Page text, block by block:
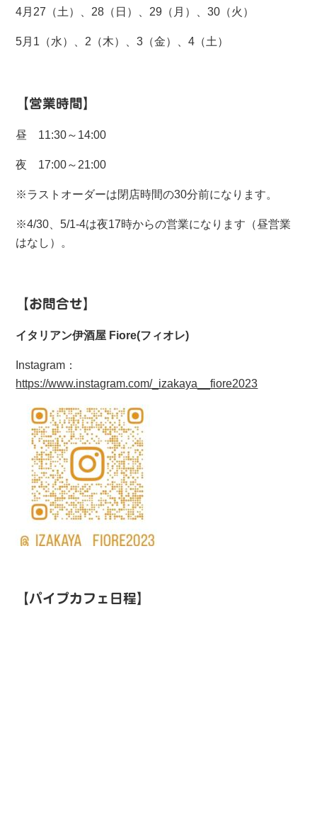
4月27（土）、28（日）、29（月）、30（火）
5月1（水）、2（木）、3（金）、4（土）
【営業時間】
昼 11:30～14:00
夜 17:00～21:00
※ラストオーダーは閉店時間の30分前になります。
※4/30、5/1-4は夜17時からの営業になります（昼営業
はなし）。
【お問合せ】
イタリアン伊酒屋 Fiore(フィオレ)
Instagram：
https://www.instagram.com/_izakaya__fiore2023
【パイプカフェ日程】